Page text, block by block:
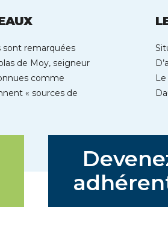
sont remarquées
de Moy, seigneur
comme
« sources de